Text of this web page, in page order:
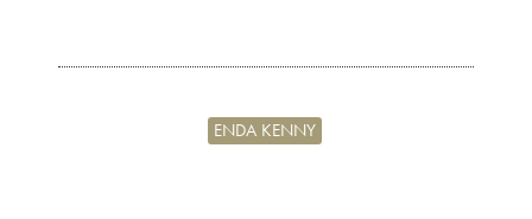
ENDA KENNY